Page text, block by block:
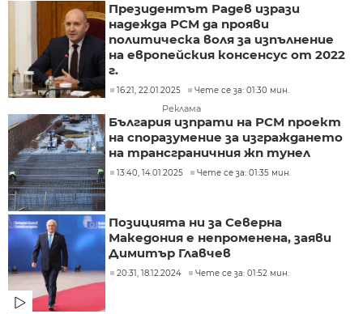
Президентът Радев изрази
надежда РСМ да прояви
политическа воля за изпълнение
на европейския консенсус от 2022
г.
16:21, 22.01.2025 Чете се за: 01:30 мин.
Реклама
България изпрати на РСМ проект
на споразумение за изграждането
на трансграничния жп тунел
13:40, 14.01.2025 Чете се за: 01:35 мин.
Позицията ни за Северна
Македония е непроменена, заяви
Димитър Главчев
20:31, 18.12.2024 Чете се за: 01:52 мин.